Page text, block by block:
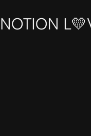
NOTION